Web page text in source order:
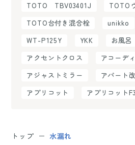
TOTO TBV03401J
TOTO
TOTO台付き混合栓
unikko
WT-P125Y
YKK
お風呂
アクセントクロス
アコーデ
アジャストミラー
アパート
アプリコット
アプリコット
トップ 水漏れ